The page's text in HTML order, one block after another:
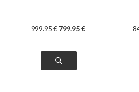
999.95€ 799.95€